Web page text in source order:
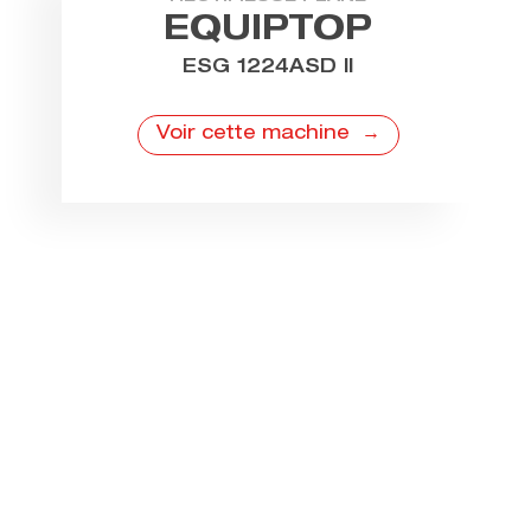
EQUIPTOP
ESG 1224ASD II
Voir cette machine